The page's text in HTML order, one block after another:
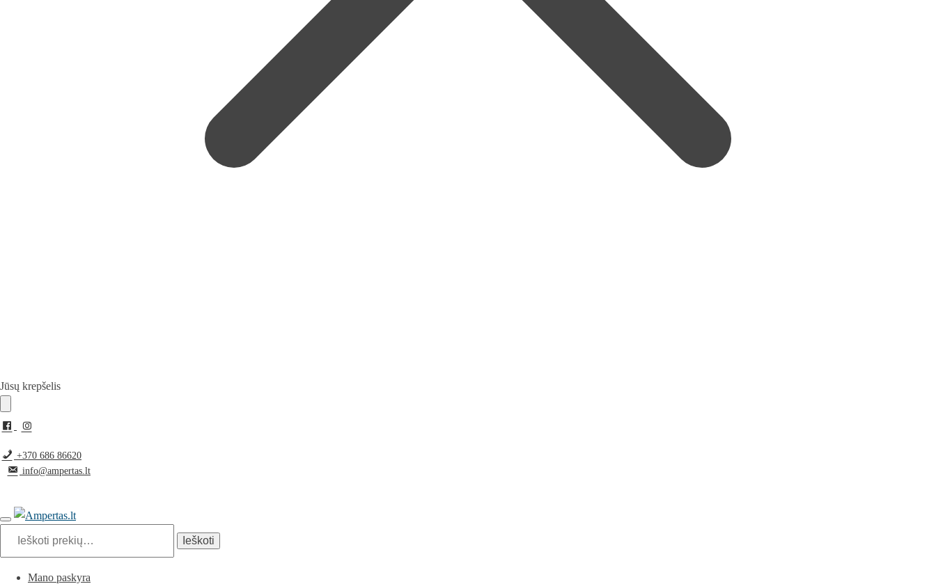
Pereiti
navigacijos
Pereiti
turinio
Jūsų krepšelis
+370 686 86620
info@ampertas.lt
Ieškoti
Mano paskyra